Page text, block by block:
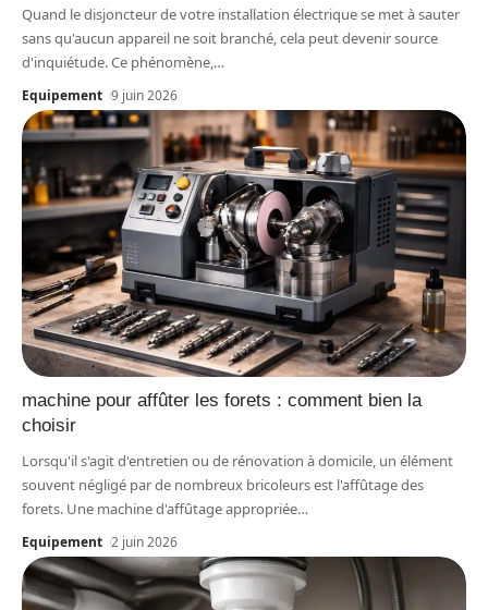
Quand le disjoncteur de votre installation électrique se met à sauter
sans qu'aucun appareil ne soit branché, cela peut devenir source
d'inquiétude. Ce phénomène,…
Equipement 9 juin 2026
machine pour affûter les forets : comment bien la
choisir
Lorsqu'il s'agit d'entretien ou de rénovation à domicile, un élément
souvent négligé par de nombreux bricoleurs est l'affûtage des
forets. Une machine d'affûtage appropriée…
Equipement 2 juin 2026